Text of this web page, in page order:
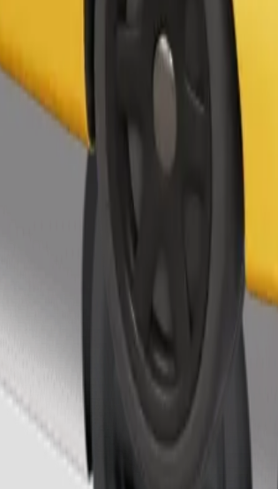
kg). Sazinies ar autovadītāju, lai noskaidrotu